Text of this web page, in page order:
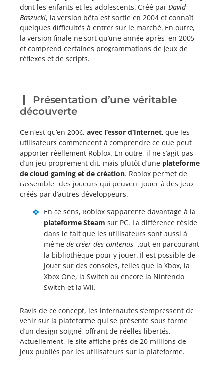
dont les enfants et les adolescents. Créé par David
Baszucki, la version bêta est sortie en 2004 et connaît
quelques difficultés à entrer sur le marché. En outre,
la version finale ne sort qu’une année après, en 2005
et comprend certaines programmations de jeux de
réflexes et de scripts.
Présentation d’une véritable
découverte
Ce n’est qu’en 2006, avec l’essor d’Internet, que les
utilisateurs commencent à comprendre ce que peut
apporter réellement Roblox. En outre, il ne s’agit pas
d’un jeu proprement dit, mais plutôt d’une plateforme
de cloud gaming et de création. Roblox permet de
rassembler des joueurs qui peuvent jouer à des jeux
créés par d’autres développeurs.
En ce sens, Roblox s’apparente davantage à la
plateforme Steam sur PC. La différence réside
dans le fait que les utilisateurs sont aussi à
même de créer des contenus, tout en parcourant
la bibliothèque pour y jouer. Il est possible de
jouer sur des consoles, telles que la Xbox, la
Xbox One, la Switch ou encore la Nintendo
Switch et la Wii.
Ravis de ce concept, les internautes s’empressent de
venir sur la plateforme qui se présente sous forme
d’un design soigné, offrant de réelles libertés.
Actuellement, le site affiche près de 20 millions de
jeux publiés par les utilisateurs sur la plateforme.